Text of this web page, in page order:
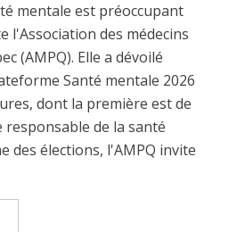
mentale est préoccupant
l'Association des médecins
(AMPQ). Elle a dévoilé
Santé mentale 2026
dont la première est de
de la santé
des élections, l'AMPQ invite